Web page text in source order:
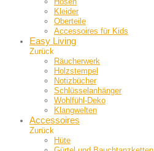
Kleider
Oberteile
Accessoires für Kids
Easy Living
Zurück
Räucherwerk
Holzstempel
Notizbücher
Schlüsselanhänger
Wohlfühl-Deko
Klangwelten
Accessoires
Zurück
Hüte